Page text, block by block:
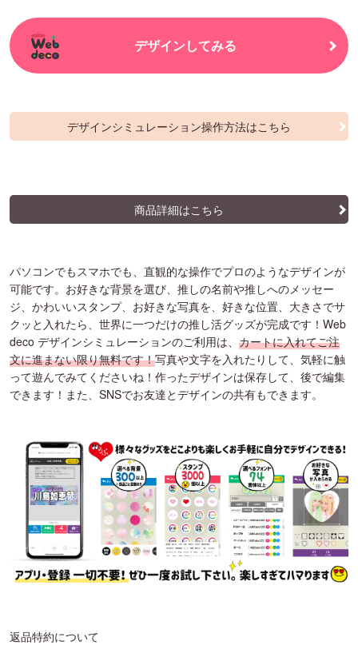
デザインしてみる
デザインシミュレーション操作方法はこちら
商品詳細はこちら
パソコンでもスマホでも、直観的な操作でプロのようなデザインが
可能です。お好きな背景を選び、推しの名前や推しへのメッセー
ジ、かわいいスタンプ、お好きな写真を、好きな位置、大きさでサ
クッと入れたら、世界に一つだけの推し活グッズが完成です！Web
deco デザインシミュレーションのご利用は、 カートに入れてご注
文に進まない限り無料です！写真や文字を入れたりして、気軽に触
って遊んでみてくださいね！作ったデザインは保存して、後で編集
できます！また、SNSでお友達とデザインの共有もできます。
返品特約について